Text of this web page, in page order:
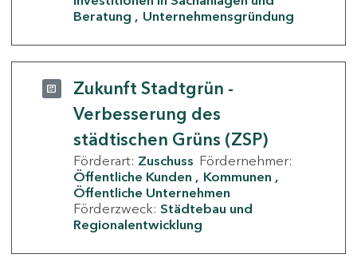
Beratung
Unternehmensgründung
Zukunft Stadtgrün -
Verbesserung des
städtischen Grüns (ZSP)
Förderart: Zuschuss Fördernehmer:
Öffentliche Kunden
Kommunen
Öffentliche Unternehmen
Förderzweck: Städtebau und
Regionalentwicklung